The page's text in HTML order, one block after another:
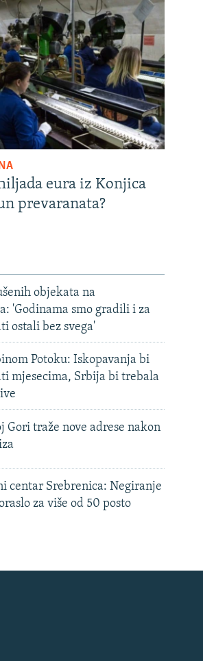
eura iz Konjica
prevaranata?
objekata na
'Godinama smo gradili i za
ostali bez svega'
Potoku: Iskopavanja bi
mjesecima, Srbija bi trebala
Gori traže nove adrese nakon
centar Srebrenica: Negiranje
za više od 50 posto